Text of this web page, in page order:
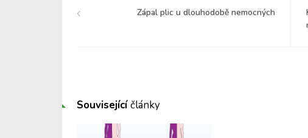
Zápal plic u dlouhodobě nemocných
Souvisejícíčlánky